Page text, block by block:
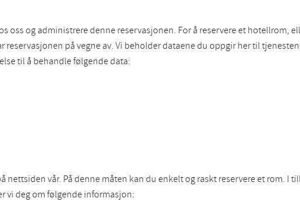
oss og administrere denne reservasjonen. For å reservere et hotellrom,
på vegne av. Vi beholder dataene du oppgir her til
til å behandle følgende data:
vår. På denne måten kan du enkelt og raskt reservere et rom. I
vi deg om følgende informasjon: